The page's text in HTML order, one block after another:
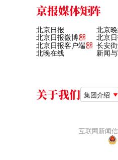
京报媒体矩阵
北京日报 北京
北京日报微博 北京
北京日报客户端
长安
北晚在线 新闻
关于我们 集团介绍
互联网新闻